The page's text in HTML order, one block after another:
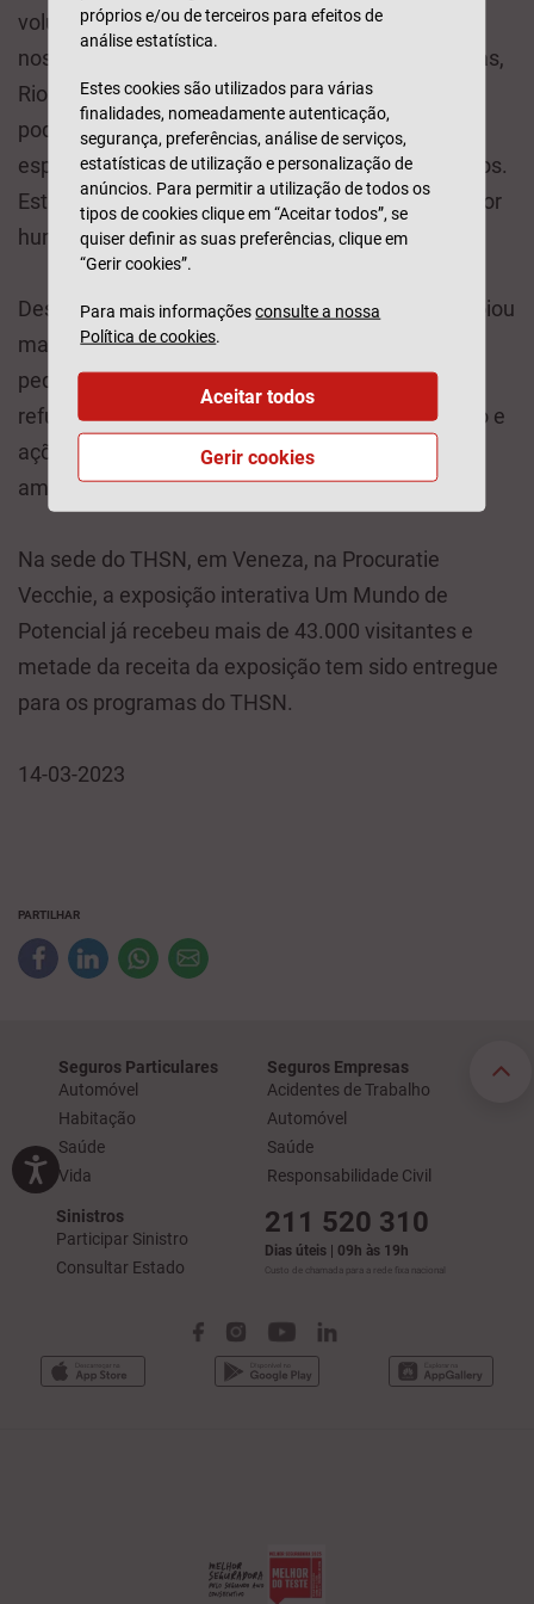
voluntariado dos colaboradores da Tranquilidade
nos quatro CAFAP das Aldeias SOS: Guarda, Oeiras,
Rio Maior e Vila Nova de Gaia. Estas atividades
podem incluir voluntariado especializado e não
especializado e iniciativas de angariação de fundos.
Este é um compromisso de tempo, recursos e valor
humano com foco na sustentabilidade social.
Desde o seu lançamento em 2015, o THSN já apoiou
mais de 173.000 pessoas: pais com crianças
pequenas em circunstâncias vulneráveis e
refugiados na sua jornada de procura de emprego e
ações de empreendedorismo. Até 2027 a nossa
ambição é ajudarmos 1 milhão de pessoas.
Na sede do THSN, em Veneza, na Procuratie
Vecchie, a exposição interativa Um Mundo de
Potencial já recebeu mais de 43.000 visitantes e
metade da receita da exposição tem sido entregue
para os programas do THSN.
14-03-2023
PARTILHAR
Seguros Particulares
Automóvel
Habitação
Saúde
Vida
Seguros Empresas
Acidentes de Trabalho
Automóvel
Saúde
Responsabilidade Civil
Sinistros
Participar Sinistro
Consultar Estado
211 520 310
Dias úteis | 09h às 19h
Custo de chamada para a rede fixa nacional
próprios e/ou de terceiros para efeitos de
análise estatística.
Estes cookies são utilizados para várias
finalidades, nomeadamente autenticação,
segurança, preferências, análise de serviços,
estatísticas de utilização e personalização de
anúncios. Para permitir a utilização de todos os
tipos de cookies clique em “Aceitar todos”, se
quiser definir as suas preferências, clique em
“Gerir cookies”.
Para mais informaçõesconsulte a nossa
Política de cookies.
Gerir cookies
Aceitar todos